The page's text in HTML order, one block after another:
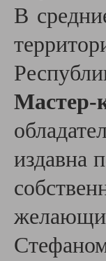
В
издавна